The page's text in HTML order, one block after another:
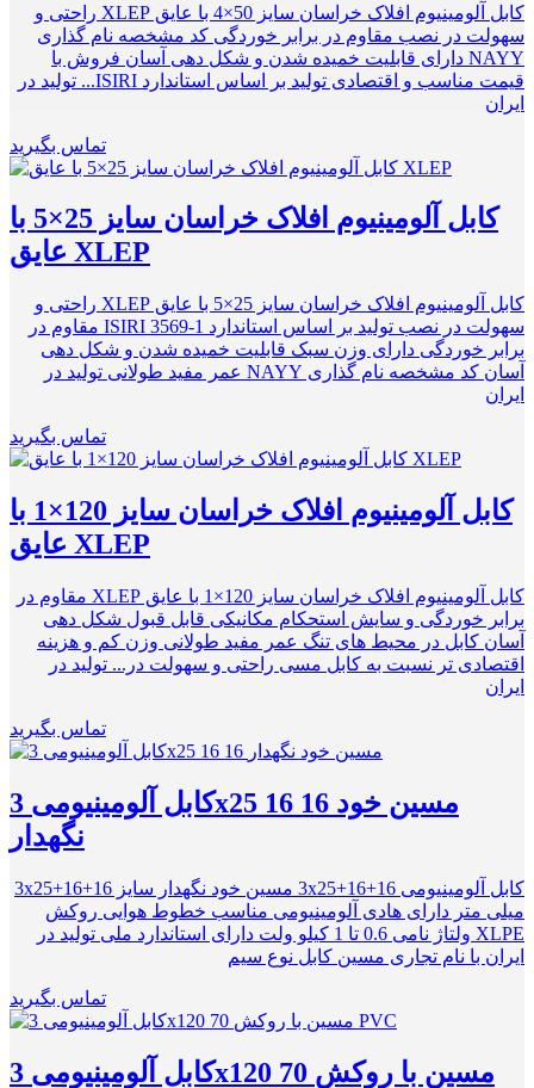
کابل آلومینیوم افلاک خراسان سایز 50×4 با عایق XLEP راحتی و
سهولت در نصب ﻣﻘﺎﻭم در برابر ﺧﻮﺭﺩگی کد مشخصه نام گذاری
NAYY دارای قابلیت خمیده شدن و شکل دهی آسان فروش با
قیمت مناسب و اقتصادی تولید بر اساس استاندارد ISIRI... تولید در
ایران
تماس بگیرید
کابل آلومینیوم افلاک خراسان سایز 25×5 با
عایق XLEP
کابل آلومینیوم افلاک خراسان سایز 25×5 با عایق XLEP راحتی و
سهولت در نصب تولید بر اساس استاندارد ISIRI 3569-1 ﻣﻘﺎﻭم در
برابر ﺧﻮﺭﺩگی دارای وزن سبک قابلیت خمیده شدن و شکل دهی
آسان کد مشخصه نام گذاری NAYY عمر مفید طولانی تولید در
ایران
تماس بگیرید
کابل آلومینیوم افلاک خراسان سایز 120×1 با
عایق XLEP
کابل آلومینیوم افلاک خراسان سایز 120×1 با عایق XLEP ﻣﻘﺎﻭم در
برابر ﺧﻮﺭﺩگی و سایش ﺍﺳﺘﺤﻜﺎﻡ مکانیکی ﻗﺎﺑﻞ ﻗﺒﻮﻝ شکل دهی
آسان کابل در محیط های تنگ عمر مفید طولانی وزن کم و هزینه
اقتصادی تر نسبت به کابل مسی راحتی و سهولت در... تولید در
ایران
تماس بگیرید
کابل آلومینیومی 3x25 16 16 مسین خود
نگهدار
کابل آلومینیومی 3x25+16+16 مسین خود نگهدار سایز 16+3x25+16
میلی متر دارای هادی آلومینیومی مناسب خطوط هوایی روکش
XLPE ولتاژ نامی 0.6 تا 1 کیلو ولت دارای استاندارد ملی تولید در
ایران با نام تجاری مسین کابل نوع سیم
تماس بگیرید
کابل آلومینیومی 3x120 70 مسین با روکش